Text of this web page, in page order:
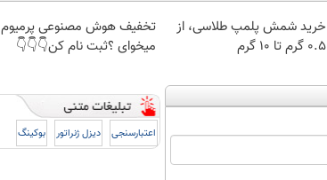
خرید شمش پلمپ طلاسی، از
۰.۵ گرم تا ۱۰ گرم
تخفیف هوش مصنوعی پرمیوم
میخوای ؟ثبت نام کن👇👇👇
اعتبارسنجی دیزل ژنراتور بوکینگ